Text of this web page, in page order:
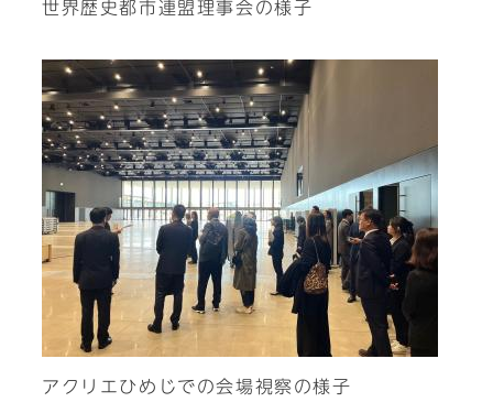
世界歴史都市連盟理事会の様子
アクリエひめじでの会場視察の様子